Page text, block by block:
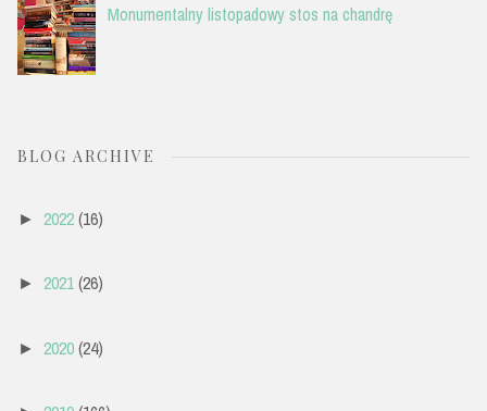
Monumentalny listopadowy stos na chandrę
BLOG ARCHIVE
► 2022(16)
► 2021(26)
► 2020(24)